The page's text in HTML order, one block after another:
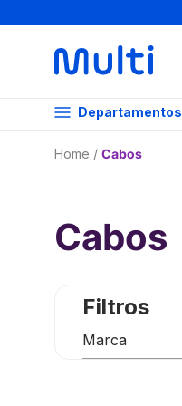
Departamentos
Cabos
Cabos
Filtros
Marca